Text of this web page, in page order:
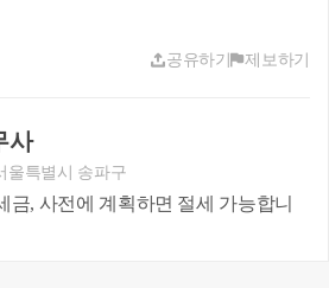
호를 기재하고 계좌이체를 통해
좌로 이체된 금액을 자녀에게
, 이는 자녀에게 귀속된 축의
울 수 있습니다.
공유하기 제보하기
사
울특별시 송파구
금, 사전에 계획하면 절세 가능합니